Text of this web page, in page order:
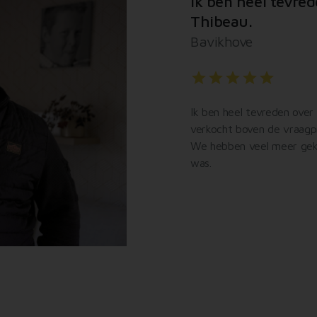
Thibeau.
Bavikhove
star star star star star
Ik ben heel tevreden
verkocht boven de
We hebben veel meer
was.